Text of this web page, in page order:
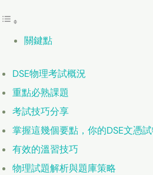
關鍵點
DSE物理考試概況
重點必熟課題
考試技巧分享
掌握這幾個要點，你的DSE文憑
有效的溫習技巧
物理試題解析與題庫策略